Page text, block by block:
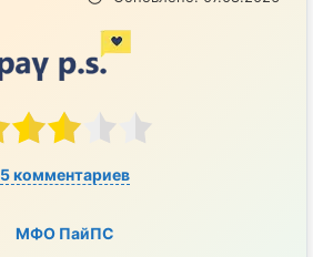
5 комментариев
МФО ПайПС